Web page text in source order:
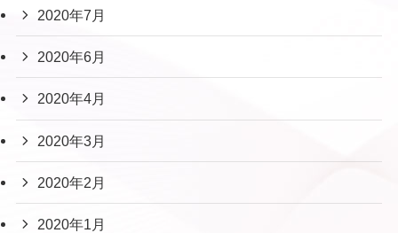
2020年7月
2020年6月
2020年4月
2020年3月
2020年2月
2020年1月